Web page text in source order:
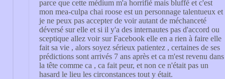
parce que cette médium m'a horrifié mais bluffé et c'est
mon mea-culpa chai roose est un personnage talentueux et
je ne peux pas accepter de voir autant de méchanceté
déversé sur elle et si il y'a des internautes pas d'accord ou
sceptique allez voir sur Facebook elle en a rien à faire elle
fait sa vie , alors soyez sérieux patientez , certaines de ses
prédictions sont arrivés 7 ans après et ca m'est revenu dans
la tête comme ca , ca fait peur, et non ce n'était pas un
hasard le lieu les circonstances tout y était.